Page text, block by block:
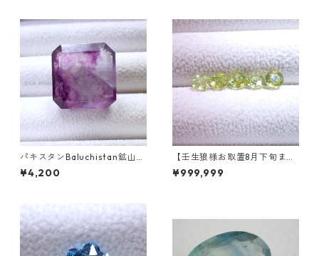
パキスタンBaluchistan鉱山産
フローライト スクエアカット
ルース 34.4ct 20 x 19.6 x 11
¥4,200
【壬生狼様お取置8月下旬ま
で】マダガスカル産スフェー
ン ラウンドカットルース 0.45
¥999,999